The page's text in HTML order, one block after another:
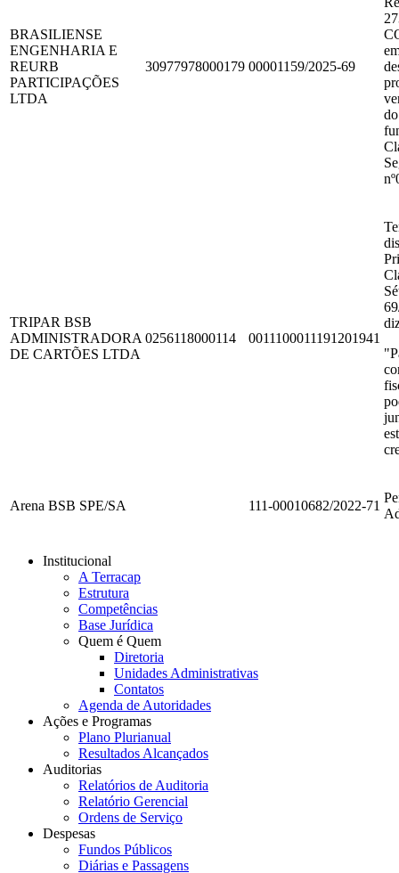
BRASILIENSE
ENGENHARIA E
REURB
PARTICIPAÇÕES
LTDA
30977978000179 00001159/2025-69
TRIPAR BSB
ADMINISTRADORA
DE CARTÕES LTDA
0256118000114 0011100011191201941
Arena BSB SPE/SA 111-00010682/2022-71
Institucional
A Terracap
Estrutura
Competências
Base Jurídica
Quem é Quem
Diretoria
Unidades Administrativas
Contatos
Agenda de Autoridades
Ações e Programas
Plano Plurianual
Resultados Alcançados
Auditorias
Relatórios de Auditoria
Relatório Gerencial
Ordens de Serviço
Despesas
Fundos Públicos
Diárias e Passagens